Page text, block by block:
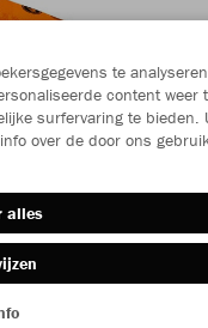
te
content weer
surfervaring te bieden.
over de door ons
alles